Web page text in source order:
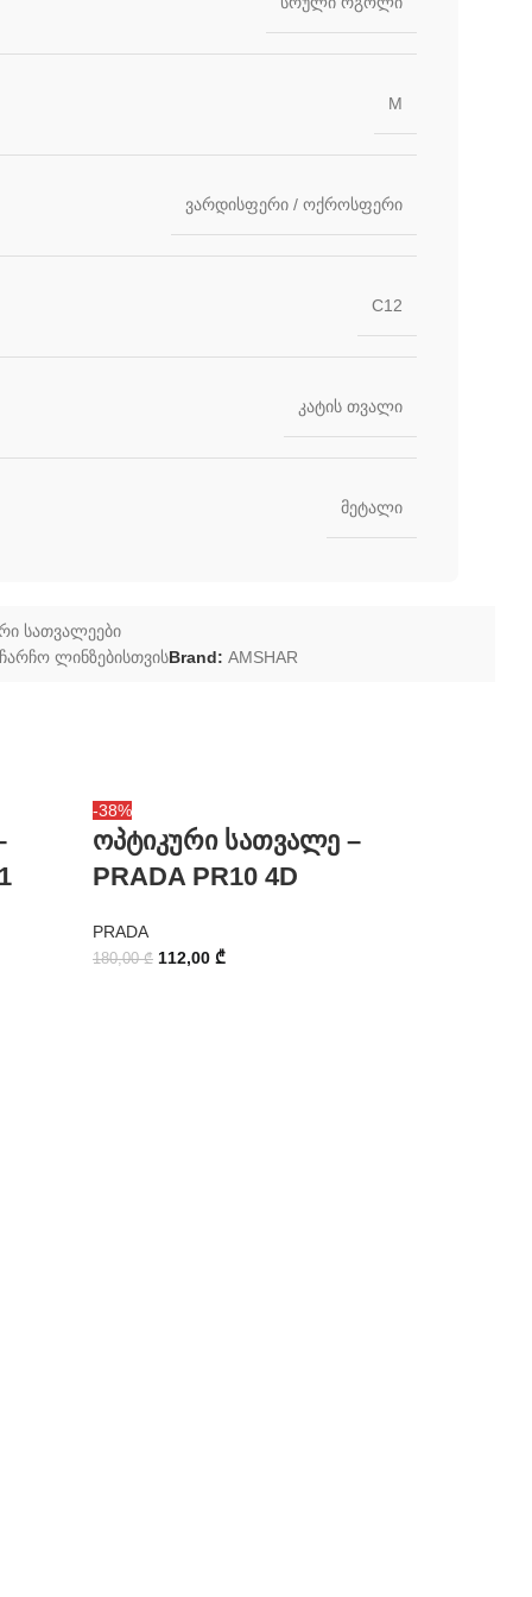
M
ვარდისფერი / ოქროსფერი
C12
კატის თვალი
მეტალი
სათვალეები
ჩარჩო ლინზებისთვისBrand: AMSHAR
-38%
ოპტიკური სათვალე –
PRADA PR10 4D
PRADA
180,00₾ 112,00 ₾